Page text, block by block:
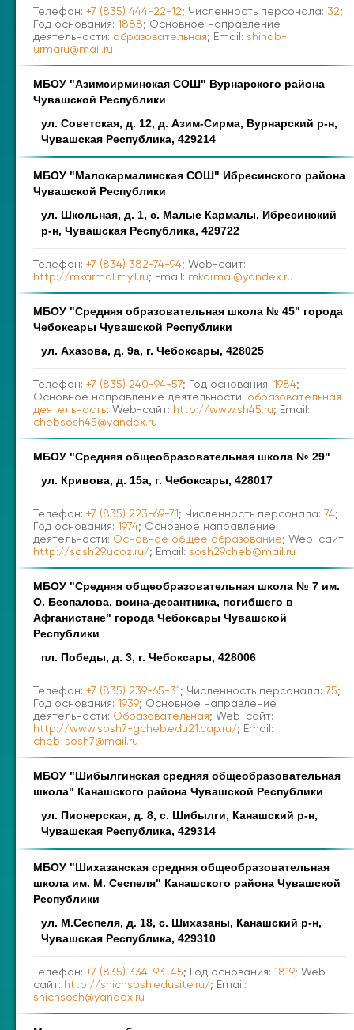
Телефон: +7 (835) 444-22-12; Численность персонала: 32;
Год основания: 1888; Основное направление
деятельности: образовательная; Email: shihab-
urmaru@mail.ru
МБОУ "Азимсирминская СОШ" Вурнарского района
Чувашской Республики
ул. Советская, д. 12, д. Азим-Сирма, Вурнарский р-н,
Чувашская Республика, 429214
МБОУ "Малокармалинская СОШ" Ибресинского района
Чувашской Республики
ул. Школьная, д. 1, с. Малые Кармалы, Ибресинский
р-н, Чувашская Республика, 429722
Телефон: +7 (834) 382-74-94; Web-сайт:
http://mkarmal.my1.ru; Email: mkarmal@yandex.ru
МБОУ "Средняя образовательная школа № 45" города
Чебоксары Чувашской Республики
ул. Ахазова, д. 9а, г. Чебоксары, 428025
Телефон: +7 (835) 240-94-57; Год основания: 1984;
Основное направление деятельности: образовательная
деятельность; Web-сайт: http://www.sh45.ru; Email:
chebsosh45@yandex.ru
МБОУ "Средняя общеобразовательная школа № 29"
ул. Кривова, д. 15а, г. Чебоксары, 428017
Телефон: +7 (835) 223-69-71; Численность персонала: 74;
Год основания: 1974; Основное направление
деятельности: Основное общее образование; Web-сайт:
http://sosh29.ucoz.ru/; Email: sosh29cheb@mail.ru
МБОУ "Средняя общеобразовательная школа № 7 им.
О. Беспалова, воина-десантника, погибшего в
Афганистане" города Чебоксары Чувашской
Республики
пл. Победы, д. 3, г. Чебоксары, 428006
Телефон: +7 (835) 239-65-31; Численность персонала: 75;
Год основания: 1939; Основное направление
деятельности: Образовательная; Web-сайт:
http://www.sosh7-gcheb.edu21.cap.ru/; Email:
cheb_sosh7@mail.ru
МБОУ "Шибылгинская средняя общеобразовательная
школа" Канашского района Чувашской Республики
ул. Пионерская, д. 8, с. Шибылги, Канашский р-н,
Чувашская Республика, 429314
МБОУ "Шихазанская средняя общеобразовательная
школа им. М. Сеспеля" Канашского района Чувашской
Республики
ул. М.Сеспеля, д. 18, с. Шихазаны, Канашский р-н,
Чувашская Республика, 429310
Телефон: +7 (835) 334-93-45; Год основания: 1819; Web-
сайт: http://shichsosh.edusite.ru/; Email:
shichsosh@yandex.ru